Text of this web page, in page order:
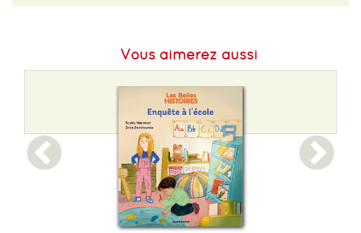
Vous aimerez aussi